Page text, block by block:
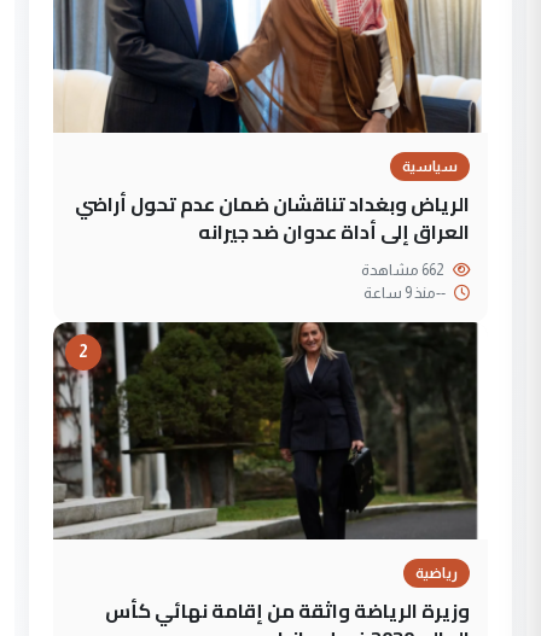
سياسية
الرياض وبغداد تناقشان ضمان عدم تحول أراضي
العراق إلى أداة عدوان ضد جيرانه
--منذ 9 ساعة
2
رياضية
وزيرة الرياضة واثقة من إقامة نهائي كأس